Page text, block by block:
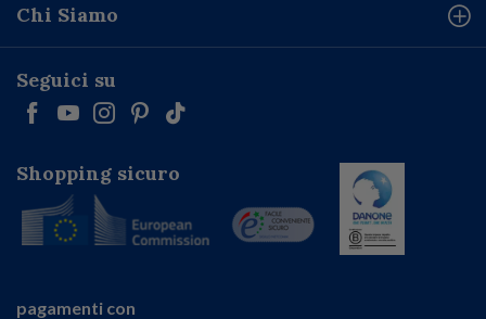
Chi Siamo
Seguici su
Shopping sicuro
pagamenti con